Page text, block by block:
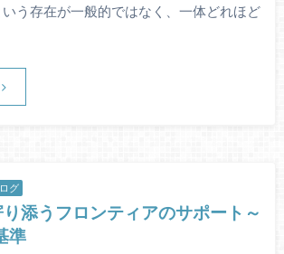
う存在が一般的ではなく、一体どれほど
グ
添うフロンティアのサポート～
準